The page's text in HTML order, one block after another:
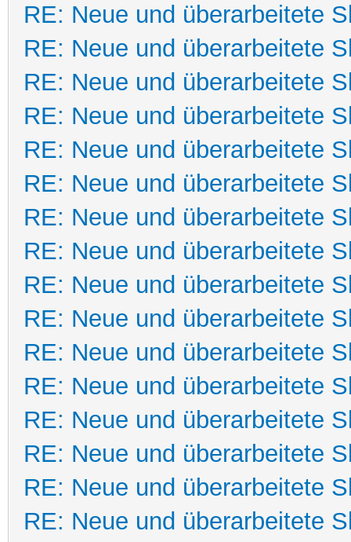
RE: Neue und überarbeitete
RE: Neue und überarbeitete
RE: Neue und überarbeitete
RE: Neue und überarbeitete
RE: Neue und überarbeitete
RE: Neue und überarbeitete
RE: Neue und überarbeitete
RE: Neue und überarbeitete
RE: Neue und überarbeitete
RE: Neue und überarbeitete
RE: Neue und überarbeitete
RE: Neue und überarbeitete
RE: Neue und überarbeitete
RE: Neue und überarbeitete
RE: Neue und überarbeitete
RE: Neue und überarbeitete